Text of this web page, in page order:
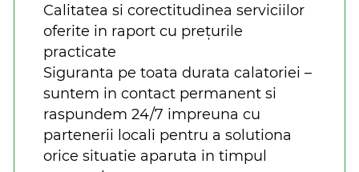
Calitatea si corectitudinea serviciilor
oferite in raport cu prețurile
practicate
Siguranta pe toata durata calatoriei –
suntem in contact permanent si
raspundem 24/7 impreuna cu
partenerii locali pentru a solutiona
orice situatie aparuta in timpul